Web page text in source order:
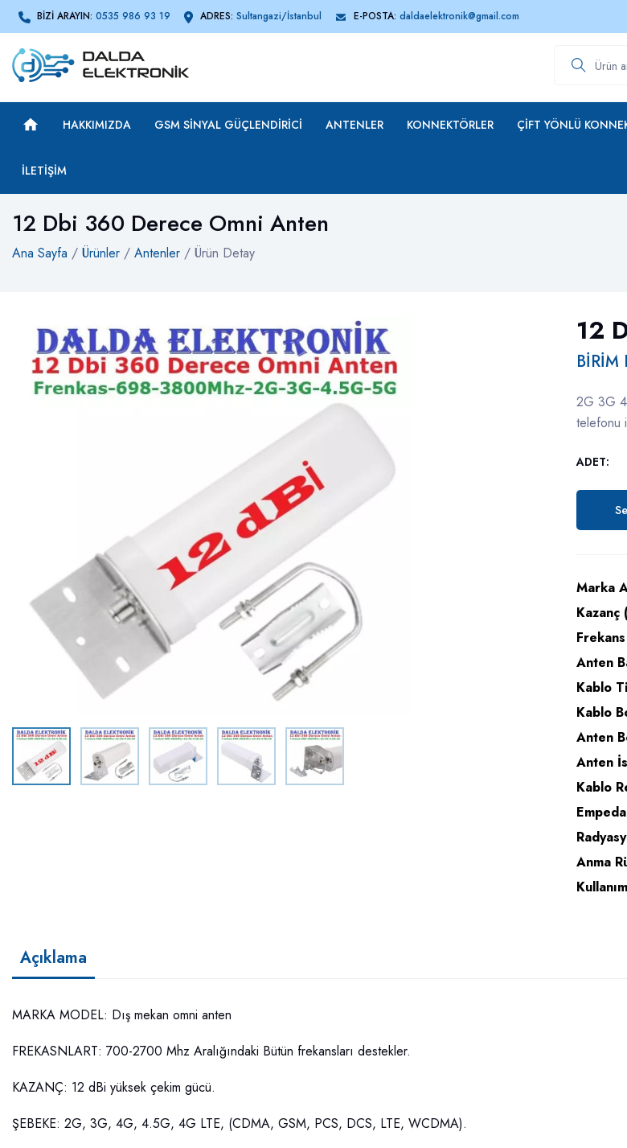
BİZİ ARAYIN: 0535 986 93 19 ADRES: Sultangazi/İstanbul E-POSTA: daldaelektronik@gmail.com
HAKKIMIZDA GSM SINYAL GÜÇLENDIRICI ANTENLER KONNEKTÖRLER ÇIFT YÖNLÜ
İLETIŞIM
12 Dbi 360 Derece Omni Anten
Ana Sayfa / Ürünler / Antenler / Ürün Detay
12
BİRİM
2G 3G
telefonu
ADET:
Marka
Kazanç
Anten
Kablo
Kablo
Anten
Anten
Kablo
Anma
Açıklama
MARKA MODEL: Dış mekan omni anten
FREKASNLART: 700-2700 Mhz Aralığındaki Bütün frekansları destekler.
KAZANÇ: 12 dBi yüksek çekim gücü.
ŞEBEKE: 2G, 3G, 4G, 4.5G, 4G LTE, (CDMA, GSM, PCS, DCS, LTE, WCDMA).